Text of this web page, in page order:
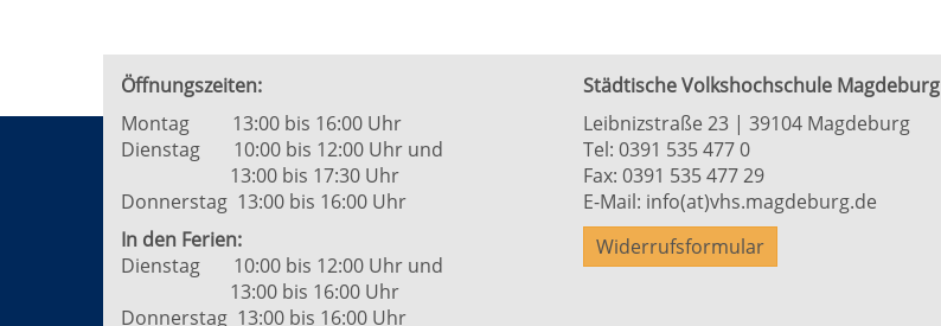
Öffnungszeiten:
Montag 13:00 bis 16:00 Uhr
Dienstag 10:00 bis 12:00 Uhr und
13:00 bis 17:30 Uhr
Donnerstag 13:00 bis 16:00 Uhr
In den Ferien:
Dienstag 10:00 bis 12:00 Uhr und
13:00 bis 16:00 Uhr
Donnerstag 13:00 bis 16:00 Uhr
Städtische Volkshochschule Magdeburg
Leibnizstraße 23 | 39104 Magdeburg
Tel: 0391 535 477 0
Fax: 0391 535 477 29
E-Mail: info(at)vhs.magdeburg.de
Widerrufsformular